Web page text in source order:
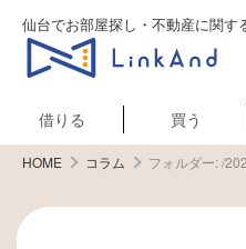
仙台でお部屋探し・不動産に関す
借りる 買う
HOME コラム フォルダー:/